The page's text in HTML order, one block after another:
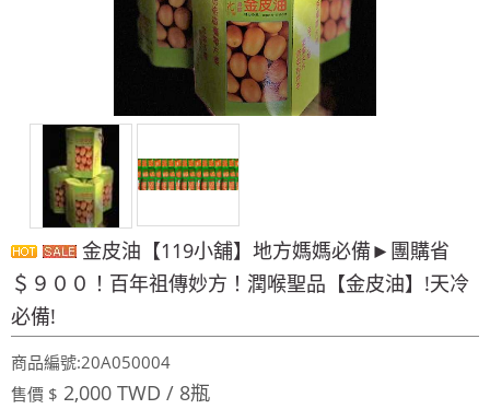
運費~買12瓶送1瓶~手腳要快喔～秋冬保養喉嚨最好聖品～
100%美國OUTLET代購~全館美國紐約正品服飾~滿
2000元~按讚分享!9折!
金皮油【119小舖】地方媽媽必備►團購省
＄９００！百年祖傳妙方！潤喉聖品【金皮油】!天冷
必備!
商品編號:20A050004
售價 $ 2,000 TWD / 8瓶